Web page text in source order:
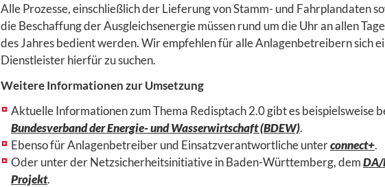
Alle Prozesse, einschließlich der Lieferung von Stamm- und Fahrplandaten
die Beschaffung der Ausgleichsenergie müssen rund um die Uhr an allen
des Jahres bedient werden. Wir empfehlen für alle Anlagenbetreibern sich
Dienstleister hierfür zu suchen.
Weitere Informationen zur Umsetzung
Aktuelle Informationen zum Thema Redisptach 2.0 gibt es beispielsweise
Bundesverband der Energie- und Wasserwirtschaft (BDEW).
Ebenso für Anlagenbetreiber und Einsatzverantwortliche unterconnect+.
Oder unter der Netzsicherheitsinitiative in Baden-Württemberg, demDA/
Projekt.